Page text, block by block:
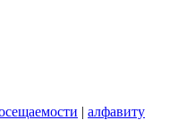
| алфавиту